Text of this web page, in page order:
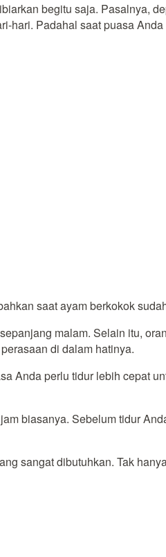
begitu saja. Pasalnya,
Padahal saat puasa
saat ayam berkokok
malam. Selain itu,
di dalam hatinya.
Anda perlu tidur lebih cepat
biasanya. Sebelum tidur
sangat dibutuhkan. Tak